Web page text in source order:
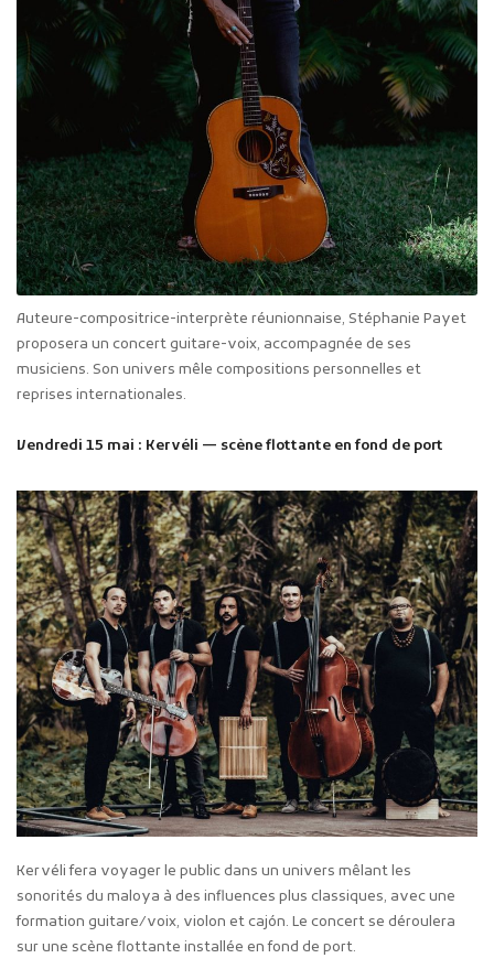
Auteure-compositrice-interprète réunionnaise, Stéphanie Payet
proposera un concert guitare-voix, accompagnée de ses
musiciens. Son univers mêle compositions personnelles et
reprises internationales.
Vendredi 15 mai : Kervéli — scène flottante en fond de port
Kervéli fera voyager le public dans un univers mêlant les
sonorités du maloya à des influences plus classiques, avec une
formation guitare/voix, violon et cajón. Le concert se déroulera
sur une scène flottante installée en fond de port.